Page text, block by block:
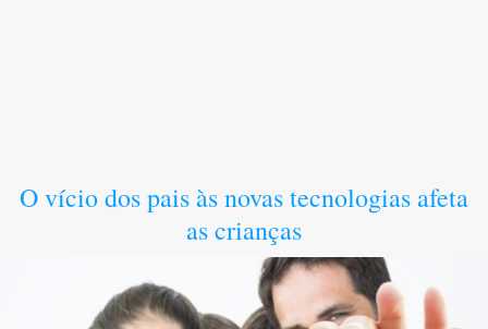
O vício dos pais às novas tecnologias afeta
as crianças